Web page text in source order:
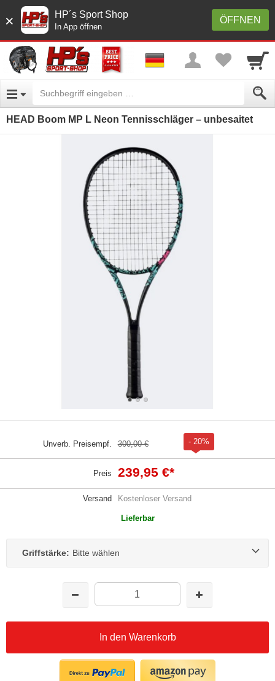
× ÖFFNEN
HP´s Sport Shop
In App öffnen
HEAD Boom MP L Neon Tennisschläger – unbesaitet
Unverb. Preisempf. 300,00 € - 20%
Preis 239,95 €*
Versand Kostenloser Versand
Lieferbar
Griffstärke: Bitte wählen
In den Warenkorb